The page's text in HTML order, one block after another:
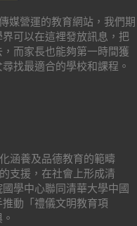
媒營運的教育網站，我們期
可以在這裡發放訊息，把
而家長也能夠第一時間獲
找最適合的學校和課程。
涵養及品德教育的範疇
支援，在社會上形成清
學中心聯同清華大學中國
動「禮儀文明教育項